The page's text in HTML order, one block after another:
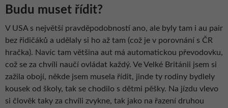
Budu muset řídit?
V USA s největší pravděpodobností ano, ale byly tam i au pair
bez řidičáků a udělaly si ho až tam (což je v porovnání s ČR
hračka). Navíc tam většina aut má automatickou převodovku,
což se za chvíli naučí ovládat každý. Ve Velké Británii jsem si
zažila obojí, někde jsem musela řídit, jinde ty rodiny bydlely
kousek od školy, tak se chodilo s dětmi pěšky. Na jízdu vlevo
si člověk taky za chvíli zvykne, tak jako na řazení druhou